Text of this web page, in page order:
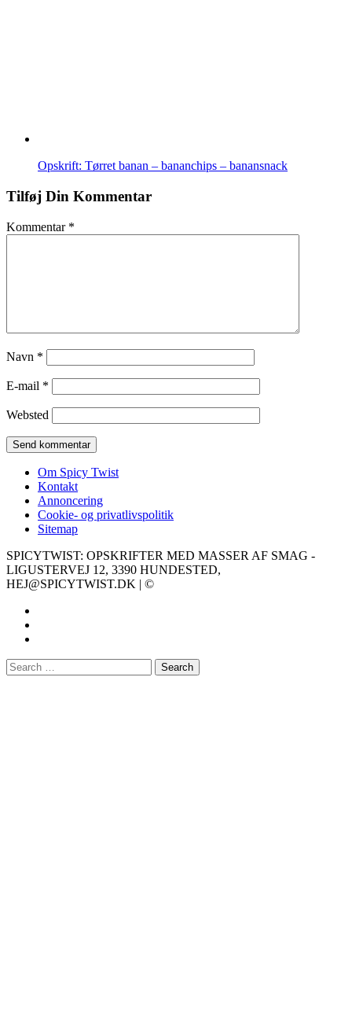
Opskrift: Tørret banan – bananchips – banansnack
Tilføj Din Kommentar
Kommentar *
Navn *
E-mail *
Websted
Om Spicy Twist
Kontakt
Annoncering
Cookie- og privatlivspolitik
Sitemap
SPICYTWIST: OPSKRIFTER MED MASSER AF SMAG -
LIGUSTERVEJ 12, 3390 HUNDESTED,
HEJ@SPICYTWIST.DK | ©